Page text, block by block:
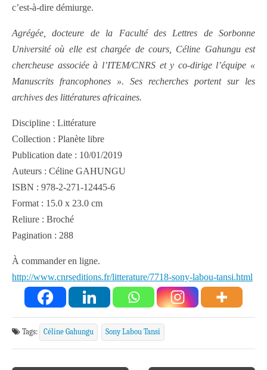
c’est-à-dire démiurge.
Agrégée, docteure de la Faculté des Lettres de Sorbonne
Université où elle est chargée de cours, Céline Gahungu est
chercheuse associée à l’ITEM/CNRS et y co-dirige l’équipe «
Manuscrits francophones ». Ses recherches portent sur les
archives des littératures africaines.
Discipline : Littérature
Collection : Planète libre
Publication date : 10/01/2019
Auteurs : Céline GAHUNGU
ISBN : 978-2-271-12445-6
Format : 15.0 x 23.0 cm
Reliure : Broché
Pagination : 288
À commander en ligne.
http://www.cnrseditions.fr/litterature/7718-sony-labou-tansi.html
Tags: Céline Gahungu Sony Labou Tansi